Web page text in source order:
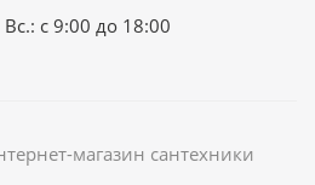
с 9:00 до 18:00
магазин сантехники